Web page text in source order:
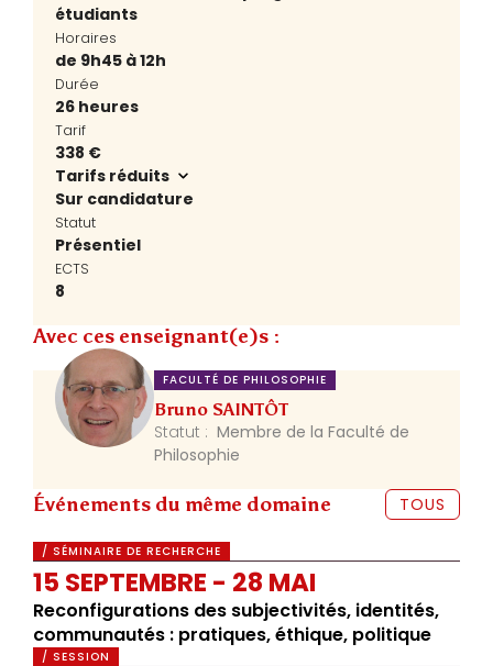
étudiants
Horaires
de 9h45 à 12h
Durée
26 heures
Tarif
338 €
Tarifs réduits
Sur candidature
Statut
Présentiel
ECTS
8
Avec ces enseignant(e)s :
FACULTÉ DE PHILOSOPHIE
Bruno SAINTÔT
Statut : Membre de la Faculté de
Philosophie
Événements du même domaine TOUS
/ SÉMINAIRE DE RECHERCHE
15 SEPTEMBRE - 28 MAI
Reconfigurations des subjectivités, identités,
communautés : pratiques, éthique, politique
/ SESSION